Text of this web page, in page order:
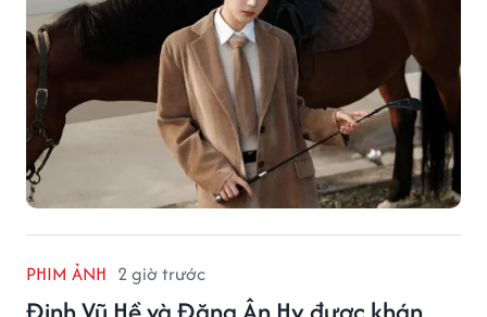
PHIM ẢNH 2 giờ trước